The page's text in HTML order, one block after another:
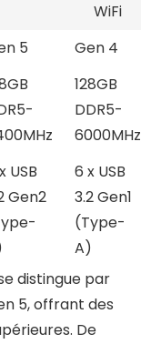
WiFi
5
Gen 4
128GB
DDR5-
6000MHz
USB
Gen2
6 x USB
3.2 Gen1
(Type-
A)
distingue par
5, offrant des
De